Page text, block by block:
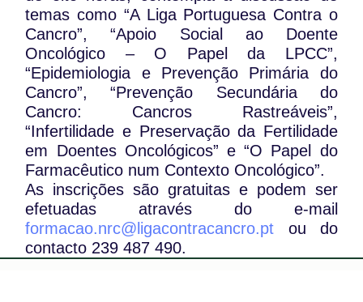
temas como “A Liga Portuguesa Contra o
Cancro”, “Apoio Social ao Doente
Oncológico – O Papel da LPCC”,
“Epidemiologia e Prevenção Primária do
Cancro”, “Prevenção Secundária do
Cancro: Cancros Rastreáveis”,
“Infertilidade e Preservação da Fertilidade
em Doentes Oncológicos” e “O Papel do
Farmacêutico num Contexto Oncológico”.
As inscrições são gratuitas e podem ser
efetuadas através do e-mail
formacao.nrc@ligacontracancro.pt ou do
contacto 239 487 490.